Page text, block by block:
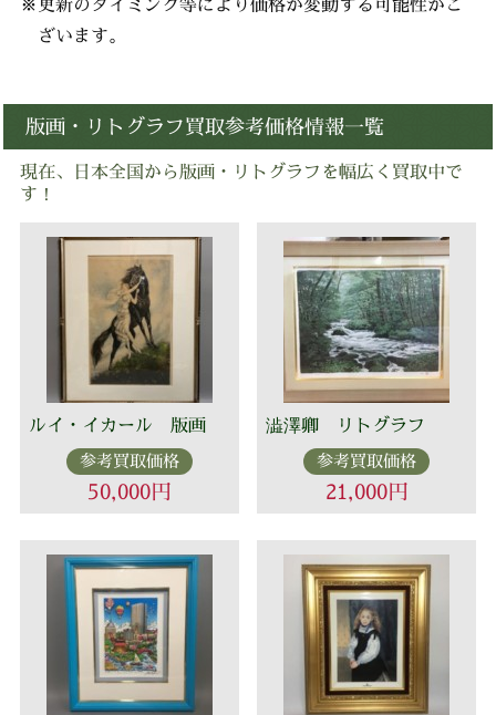
ざいます。
版画・リトグラフ買取参考価格情報一覧
現在、日本全国から版画・リトグラフを幅広く買取中で
す！
ルイ・イカール 版画
参考買取価格
50,000円
澁澤卿 リトグラフ
参考買取価格
21,000円